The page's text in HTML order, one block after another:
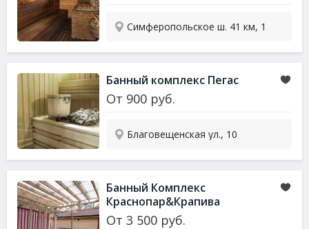
Симферопольское ш. 41 км, 1
Банный комплекс Пегас
От 900 руб.
Благовещенская ул., 10
Банный Комплекс
Краснопар&Крапива
От3 500 руб.